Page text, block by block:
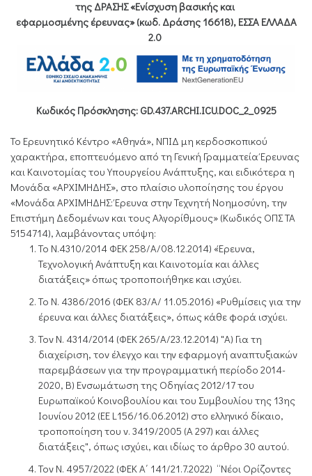
της ΔΡΑΣΗΣ «Ενίσχυση βασικής και
εφαρμοσμένης έρευνας» (κωδ. Δράσης 16618), ΕΣΣΑ ΕΛΛΑΔΑ
2.0
Κωδικός Πρόσκλησης: GD.437.ARCHI.ICU.DOC_2_0925
Το Ερευνητικό Κέντρο «Αθηνά», ΝΠΙΔ μη κερδοσκοπικού
χαρακτήρα, εποπτευόμενο από τη Γενική Γραμματεία Έρευνας
και Καινοτομίας του Υπουργείου Ανάπτυξης, και ειδικότερα η
Μονάδα «ΑΡΧΙΜΗΔΗΣ», στο πλαίσιο υλοποίησης του έργου
«Μονάδα ΑΡΧΙΜΗΔΗΣ: Έρευνα στην Τεχνητή Νοημοσύνη, την
Επιστήμη Δεδομένων και τους Αλγορίθμους» (Κωδικός ΟΠΣ ΤΑ
5154714), λαμβάνοντας υπόψη:
Το Ν.4310/2014 ΦΕΚ 258/Α/08.12.2014) «Έρευνα,
Τεχνολογική Ανάπτυξη και Καινοτομία και άλλες
διατάξεις» όπως τροποποιήθηκε και ισχύει.
Το Ν. 4386/2016 (ΦΕΚ 83/Α/ 11.05.2016) «Ρυθμίσεις για την
έρευνα και άλλες διατάξεις», όπως κάθε φορά ισχύει.
Τον Ν. 4314/2014 (ΦΕΚ 265/Α/23.12.2014) "Α) Για τη
διαχείριση, τον έλεγχο και την εφαρμογή αναπτυξιακών
παρεμβάσεων για την προγραμματική περίοδο 2014-
2020, Β) Ενσωμάτωση της Οδηγίας 2012/17 του
Ευρωπαϊκού Κοινοβουλίου και του Συμβουλίου της 13ης
Ιουνίου 2012 (ΕΕ L156/16.06.2012) στο ελληνικό δίκαιο,
τροποποίηση του ν. 3419/2005 (Α 297) και άλλες
διατάξεις", όπως ισχύει, και ιδίως το άρθρο 30 αυτού.
Τον Ν. 4957/2022 (ΦΕΚ Α΄ 141/21.7.2022) “Νέοι Ορίζοντες